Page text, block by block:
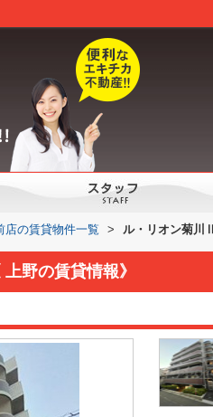
店の賃貸物件一覧 > ル・リオン菊川Ⅱ
野の賃貸情報》